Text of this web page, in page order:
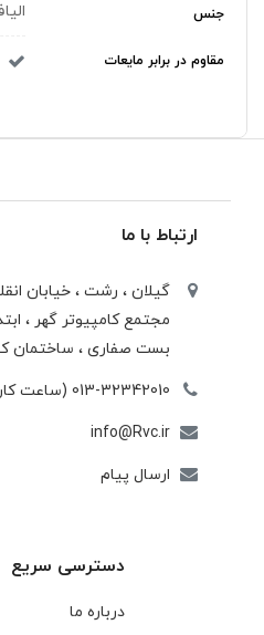
جنس
مقاوم در برابر مایعات
ارتباط با ما
گیلان ، رشت ، خيابان
مجتمع كامپيوتر گهر ،
بست صفاری ، ساختمان
013-32342010 (ساعت کاری 9 الی 20:30)
info@Rvc.ir
ارسال پیام
دسترسی سریع
درباره ما